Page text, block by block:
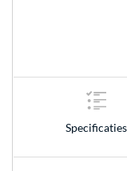
Specificaties